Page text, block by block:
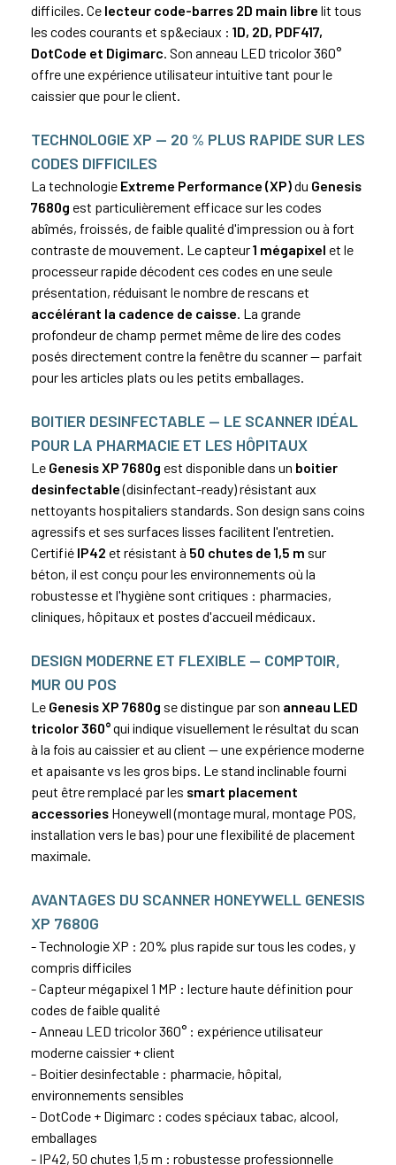
difficiles. Ce lecteur code-barres 2D main librelit tous
les codes courants et sp&eciaux : 1D, 2D, PDF417,
DotCode et Digimarc . Son anneau LED tricolor 360°
offre une expérience utilisateur intuitive tant pour le
caissier que pour le client.
TECHNOLOGIE XP — 20 % PLUS RAPIDE SUR LES
CODES DIFFICILES
La technologie Extreme Performance (XP)du Genesis
7680g est particulièrement efficace sur les codes
abîmés, froissés, de faible qualité d'impression ou à fort
contraste de mouvement. Le capteur1 mégapixel et le
processeur rapide décodent ces codes en une seule
présentation, réduisant le nombre de rescans et
accélérant la cadence de caisse . La grande
profondeur de champ permet même de lire des codes
posés directement contre la fenêtre du scanner — parfait
pour les articles plats ou les petits emballages.
BOITIER DESINFECTABLE — LE SCANNER IDÉAL
POUR LA PHARMACIE ET LES HÔPITAUX
Le Genesis XP 7680g est disponible dans un boitier
desinfectable(disinfectant-ready) résistant aux
nettoyants hospitaliers standards. Son design sans coins
agressifs et ses surfaces lisses facilitent l'entretien.
Certifié IP42 et résistant à 50 chutes de 1,5 m sur
béton, il est conçu pour les environnements où la
robustesse et l'hygiène sont critiques : pharmacies,
cliniques, hôpitaux et postes d'accueil médicaux.
DESIGN MODERNE ET FLEXIBLE — COMPTOIR,
MUR OU POS
Le Genesis XP 7680g se distingue par son anneau LED
tricolor 360°qui indique visuellement le résultat du scan
à la fois au caissier et au client — une expérience moderne
et apaisante vs les gros bips. Le stand inclinable fourni
peut être remplacé par les smart placement
accessories Honeywell (montage mural, montage POS,
installation vers le bas) pour une flexibilité de placement
maximale.
AVANTAGES DU SCANNER HONEYWELL GENESIS
XP 7680G
- Technologie XP : 20% plus rapide sur tous les codes, y
compris difficiles
- Capteur mégapixel 1 MP : lecture haute définition pour
codes de faible qualité
- Anneau LED tricolor 360° : expérience utilisateur
moderne caissier + client
- Boitier desinfectable : pharmacie, hôpital,
environnements sensibles
- DotCode + Digimarc : codes spéciaux tabac, alcool,
emballages
- IP42, 50 chutes 1,5 m : robustesse professionnelle